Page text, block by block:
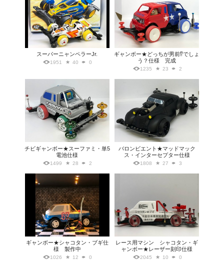
スーパーニャンペラーJr.
1951 40 0
ギャンボー★どっちが男前⁉︎でしょ
う？仕様 完成
1235 23 2
チビギャンボー★スーファミ・単5
電池仕様
1499 28 2
バロンビエント★マッドマック
ス・インターセプター仕様
1808 27 3
ギャンボー★シャコタン・ブギ仕
様 製作中
1026 12 0
レース用マシン シャコタン・ギ
ャンボー★レーザー刻印仕様
2045 10 0